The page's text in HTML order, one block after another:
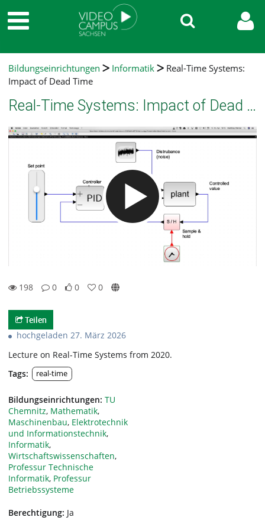
Bildungseinrichtungen Informatik
Real-Time Systems:
Impact of Dead Time
Real-Time Systems: Impact of Dead Time
198
0
0
0
Teilen
hochgeladen 27. März 2026
Lecture on Real-Time Systems from 2020.
Tags:
real-time
Bildungseinrichtungen: TU
Chemnitz, Mathematik,
Maschinenbau, Elektrotechnik
und Informationstechnik,
Informatik,
Wirtschaftswissenschaften,
Professur Technische
Informatik, Professur
Betriebssysteme
Berechtigung: Ja